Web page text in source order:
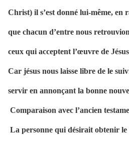
Christ) il s’est donné lui-même, en
que chacun d’entre nous
ceux qui acceptent l’œuvre de
Car jésus nous laisse libre de le
servir en annonçant la bonne
Comparaison avec l’ancien
La personne qui désirait obtenir le